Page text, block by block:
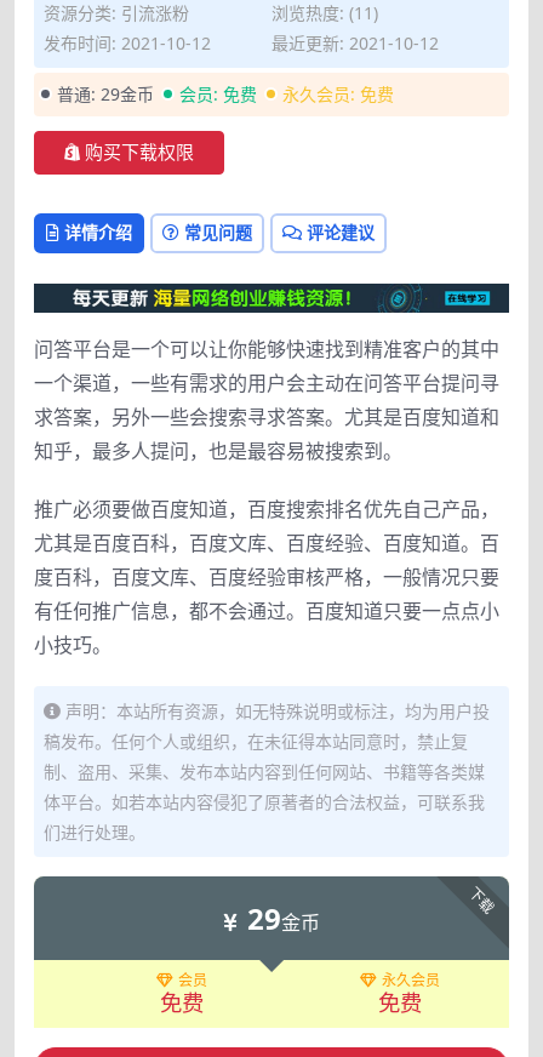
资源分类: 引流涨粉
浏览热度: (11)
发布时间: 2021-10-12
最近更新: 2021-10-12
普通: 29金币 会员: 免费 永久会员: 免费
购买下载权限
详情介绍 常见问题 评论建议
问答平台是一个可以让你能够快速找到精准客户的其中
一个渠道，一些有需求的用户会主动在问答平台提问寻
求答案，另外一些会搜索寻求答案。尤其是百度知道和
知乎，最多人提问，也是最容易被搜索到。
推广必须要做百度知道，百度搜索排名优先自己产品，
尤其是百度百科，百度文库、百度经验、百度知道。百
度百科，百度文库、百度经验审核严格，一般情况只要
有任何推广信息，都不会通过。百度知道只要一点点小
小技巧。
声明：本站所有资源，如无特殊说明或标注，均为用户投
稿发布。任何个人或组织，在未征得本站同意时，禁止复
制、盗用、采集、发布本站内容到任何网站、书籍等各类媒
体平台。如若本站内容侵犯了原著者的合法权益，可联系我
们进行处理。
下载
29金币
会员
免费
永久会员
免费